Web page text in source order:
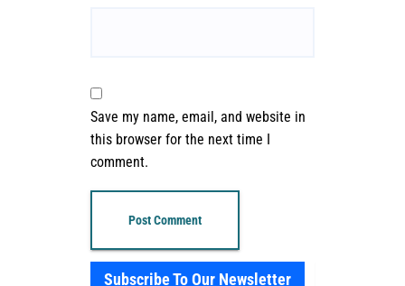
Save my name, email, and website in
this browser for the next time I
comment.
Subscribe To Our Newsletter